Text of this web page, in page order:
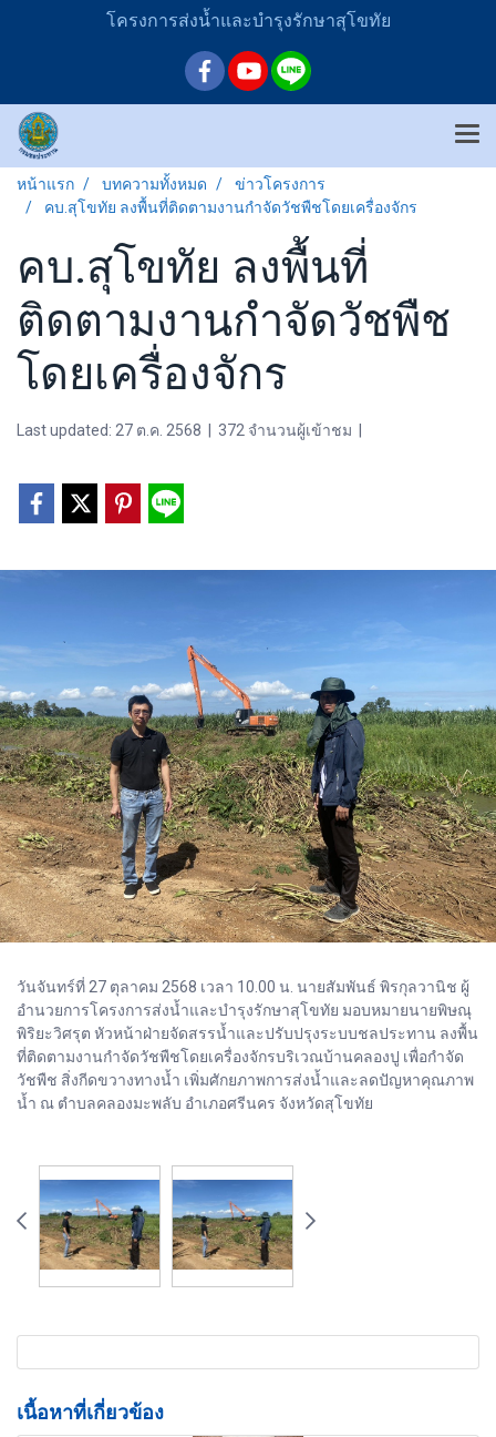
โครงการส่งน้ำและบำรุงรักษาสุโขทัย
หน้าแรก บทความทั้งหมด
ข่าวโครงการ
คบ.สุโขทัย ลงพื้นที่ติดตามงานกำจัดวัชพืชโดยเครื่องจักร
คบ.สุโขทัย ลงพื้นที่
ติดตามงานกำจัดวัชพืช
โดยเครื่องจักร
Last updated: 27 ต.ค. 2568 372 จำนวนผู้เข้าชม
วันจันทร์ที่ 27 ตุลาคม 2568 เวลา 10.00 น. นายสัมพันธ์ พิรกุลวานิช ผู้
อำนวยการโครงการส่งน้ำและบำรุงรักษาสุโขทัย มอบหมายนายพิษณุ
พิริยะวิศรุต หัวหน้าฝ่ายจัดสรรน้ำและปรับปรุงระบบชลประทาน ลงพื้น
ที่ติดตามงานกำจัดวัชพืชโดยเครื่องจักรบริเวณบ้านคลองปู เพื่อกำจัด
วัชพืช สิ่งกีดขวางทางน้ำ เพิ่มศักยภาพการส่งน้ำและลดปัญหาคุณภาพ
น้ำ ณ ตำบลคลองมะพลับ อำเภอศรีนคร จังหวัดสุโขทัย
เนื้อหาที่เกี่ยวข้อง